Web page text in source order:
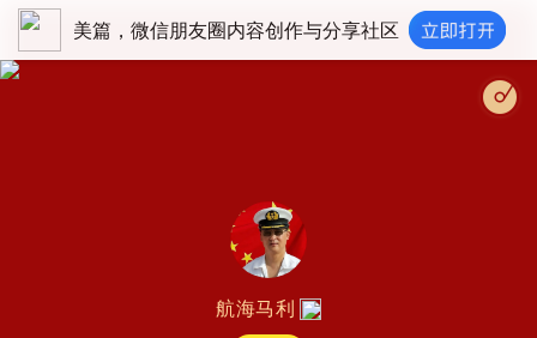
美篇，微信朋友圈内容创作与分享社区
航海马利